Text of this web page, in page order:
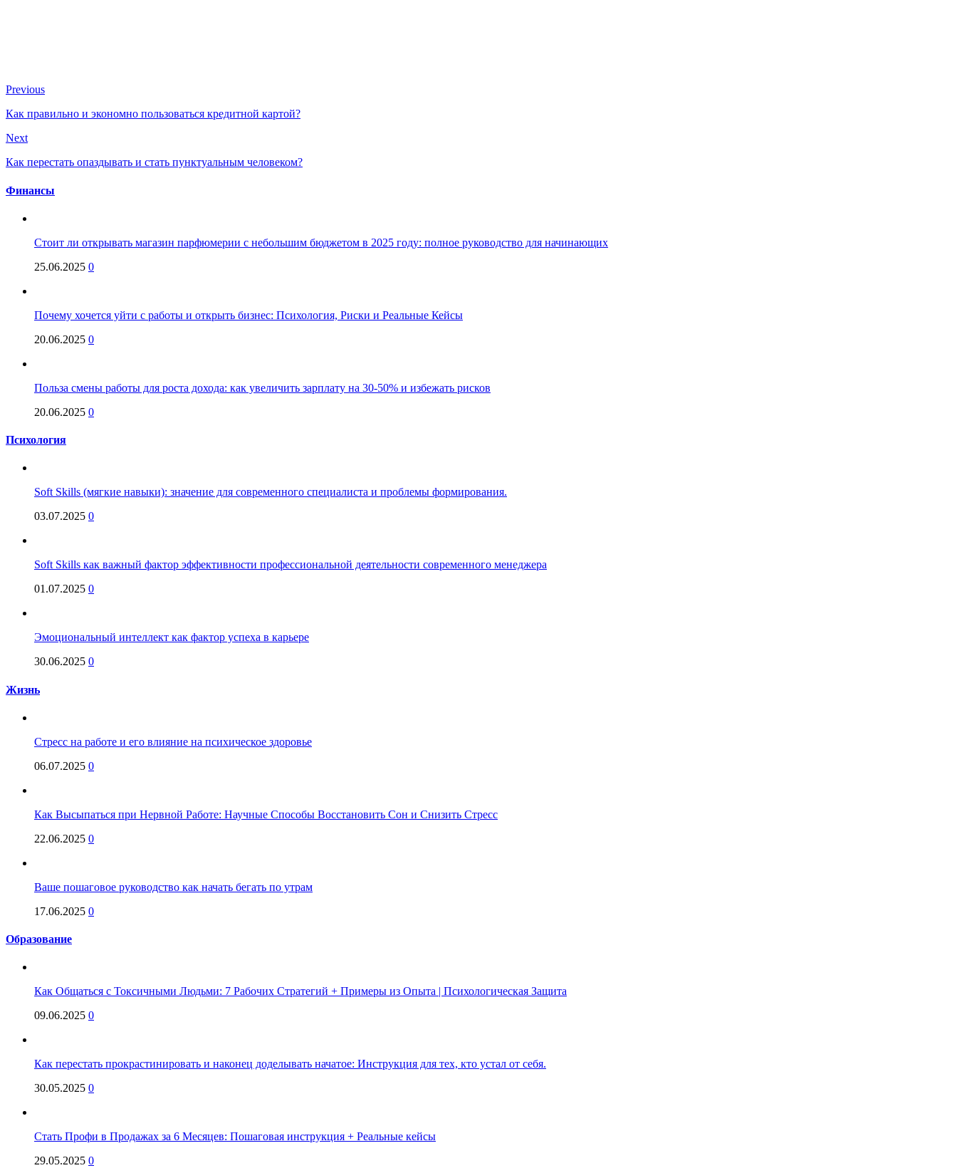
Previous
Как правильно и экономно пользоваться кредитной картой?
Next
Как перестать опаздывать и стать пунктуальным человеком?
Финансы
Стоит ли открывать магазин парфюмерии с небольшим бюджетом в 2025 году: полное руководство для начинающих
25.06.2025 0
Почему хочется уйти с работы и открыть бизнес: Психология, Риски и Реальные Кейсы
20.06.2025 0
Польза смены работы для роста дохода: как увеличить зарплату на 30-50% и избежать рисков
20.06.2025 0
Психология
Soft Skills (мягкие навыки): значение для современного специалиста и проблемы формирования.
03.07.2025 0
Soft Skills как важный фактор эффективности профессиональной деятельности современного менеджера
01.07.2025 0
Эмоциональный интеллект как фактор успеха в карьере
30.06.2025 0
Жизнь
Стресс на работе и его влияние на психическое здоровье
06.07.2025 0
Как Высыпаться при Нервной Работе: Научные Способы Восстановить Сон и Снизить Стресс
22.06.2025 0
Ваше пошаговое руководство как начать бегать по утрам
17.06.2025 0
Образование
Как Общаться с Токсичными Людьми: 7 Рабочих Стратегий + Примеры из Опыта | Психологическая Защита
09.06.2025 0
Как перестать прокрастинировать и наконец доделывать начатое: Инструкция для тех, кто устал от себя.
30.05.2025 0
Стать Профи в Продажах за 6 Месяцев: Пошаговая инструкция + Реальные кейсы
29.05.2025 0